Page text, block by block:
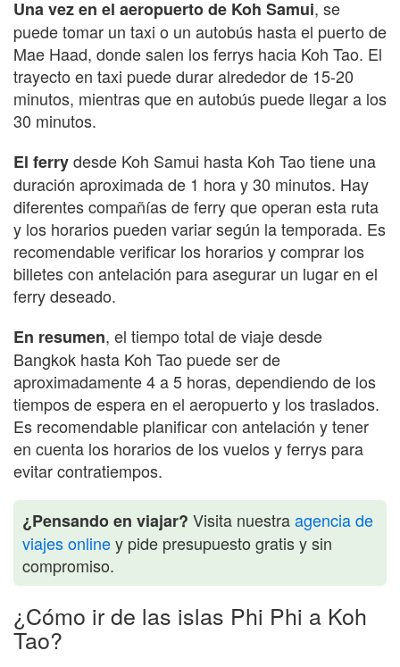
Una vez en el aeropuerto de Koh Samui, se
puede tomar un taxi o un autobús hasta el puerto de
Mae Haad, donde salen los ferrys hacia Koh Tao. El
trayecto en taxi puede durar alrededor de 15-20
minutos, mientras que en autobús puede llegar a los
30 minutos.
El ferrydesde Koh Samui hasta Koh Tao tiene una
duración aproximada de 1 hora y 30 minutos. Hay
diferentes compañías de ferry que operan esta ruta
y los horarios pueden variar según la temporada. Es
recomendable verificar los horarios y comprar los
billetes con antelación para asegurar un lugar en el
ferry deseado.
En resumen, el tiempo total de viaje desde
Bangkok hasta Koh Tao puede ser de
aproximadamente 4 a 5 horas, dependiendo de los
tiempos de espera en el aeropuerto y los traslados.
Es recomendable planificar con antelación y tener
en cuenta los horarios de los vuelos y ferrys para
evitar contratiempos.
¿Pensando en viajar? Visita nuestraagencia de
viajes onliney pide presupuesto gratis y sin
compromiso.
¿Cómo ir de las islas Phi Phi a Koh
Tao?